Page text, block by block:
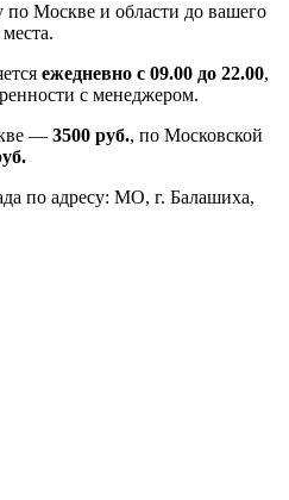
по Москве и области до вашего
ежедневно с 09.00 до 22.00,
с менеджером.
— 3500 руб., по Московской
по адресу: МО, г. Балашиха,